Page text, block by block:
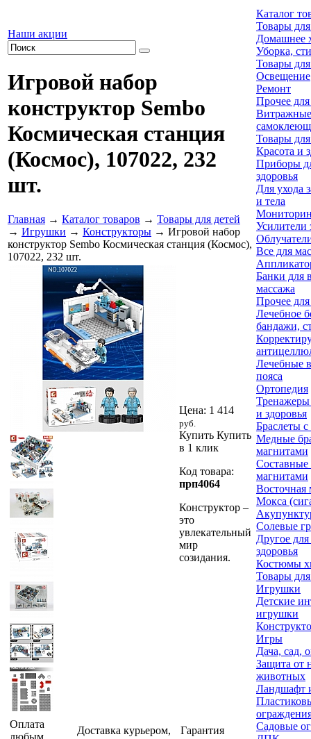
Наши акции
Игровой набор
конструктор Sembo
Космическая станция
(Космос), 107022, 232
шт.
Главная → Каталог товаров → Товары для детей
→ Игрушки → Конструкторы → Игровой набор
конструктор Sembo Космическая станция (Космос),
107022, 232 шт.
Цена: 1 414
руб.
Купить Купить
в 1 клик
Код товара:
прп4064
Конструктор –
это
увлекательный
мир
созидания.
Оплата
любым
Доставка курьером,
Гарантия
Каталог
Товары
Домашнее
Уборка,
Товары
Освещение
Ремонт
Прочее
Витражные
Товары
Красота и
Приборы
здоровья
Для ухода
и тела
Усилители
Все для
Банки для
массажа
Прочее
Лечебное
бандажи,
Лечебные
пояса
Ортопедия
Тренажеры
и здоровья
Браслеты
Медные
магнитами
Составные
магнитами
Восточная
Мокса
Солевые
Другое
здоровья
Костюмы
Товары
Игрушки
Детские
игрушки
Игры
Дача, сад,
Защита от
животных
Ландшафт
Садовые